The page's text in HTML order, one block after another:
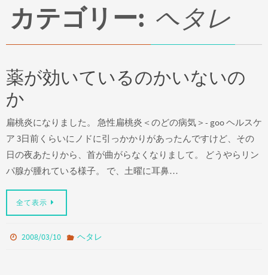
カテゴリー: ヘタレ
薬が効いているのかいないの
か
扁桃炎になりました。 急性扁桃炎＜のどの病気＞- goo ヘルスケ
ア 3日前くらいにノドに引っかかりがあったんですけど、その
日の夜あたりから、首が曲がらなくなりまして。 どうやらリン
パ腺が腫れている様子。 で、土曜に耳鼻…
全て表示
2008/03/10 ヘタレ